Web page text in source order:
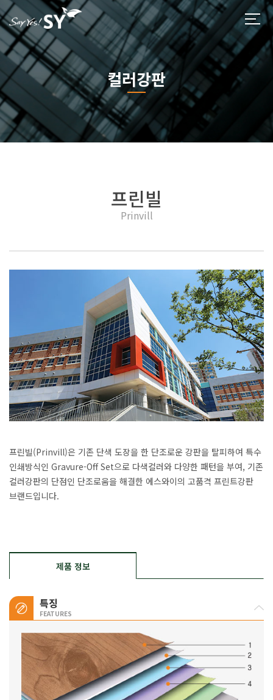
컬러강판
프린빌
Prinvill
프린빌(Prinvill)은 기존 단색 도장을 한 단조로운 강판을 탈피하여 특수
인쇄방식인 Gravure-Off Set으로 다색컬러와 다양한 패턴을 부여, 기존
컬러강판의 단점인 단조로움을 해결한 에스와이의 고품격 프린트강판
브랜드입니다.
제품 정보
특징
FEATURES